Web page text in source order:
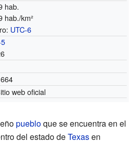
hab.
hab./km²
UTC-6
web oficial
puebloque se encuentra en el
del estado deTexasen